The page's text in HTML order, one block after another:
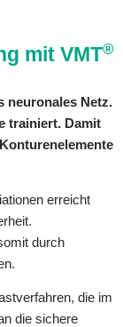
mit VMT®
neuronales Netz.
trainiert. Damit
erreicht
durch
die im
die sichere